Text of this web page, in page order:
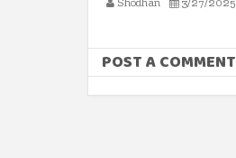
Shodhan 8/16/2024
POST A COMMENT